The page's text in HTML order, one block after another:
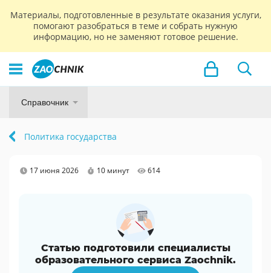
Материалы, подготовленные в результате оказания услуги,
помогают разобраться в теме и собрать нужную
информацию, но не заменяют готовое решение.
Справочник
Политика государства
17 июня 2026 10 минут 614
Статью подготовили специалисты
образовательного сервиса Zaochnik.